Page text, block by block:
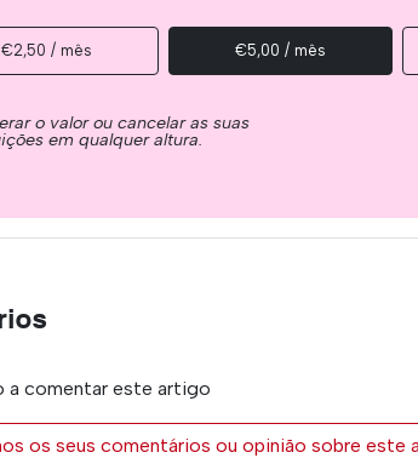
€2,50 / mês €5,00 / mês
o valor ou cancelar as suas
em qualquer altura.
a comentar este artigo
os seus comentários ou opinião sobre este